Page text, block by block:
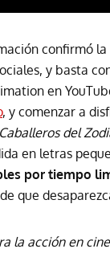
confirmó
y basta
en
, y comenzar a
Caballeros del
en letras
por tiempo
que
la acción en